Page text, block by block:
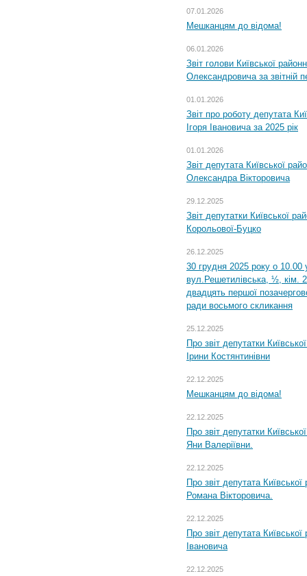
07.01.2026
Мешканцям до відома!
06.01.2026
Звіт голови Київської
Олександровича за звітній
01.01.2026
Звіт про роботу депутата
Ігоря Івановича за 2025 рік
01.01.2026
Звіт депутата Київської
Олександра Вікторовича
29.12.2025
Звіт депутатки Київської
Корольової-Буцко
26.12.2025
30 грудня 2025 року о 10.00
вул.Решетилівська, ½, кім.
двадцять першої
ради восьмого скликання
25.12.2025
Про звіт депутатки
Ірини Костянтинівни
22.12.2025
Мешканцям до відома!
22.12.2025
Про звіт депутатки
Яни Валеріївни.
22.12.2025
Про звіт депутата
Романа Вікторовича.
22.12.2025
Про звіт депутата
Івановича
22.12.2025